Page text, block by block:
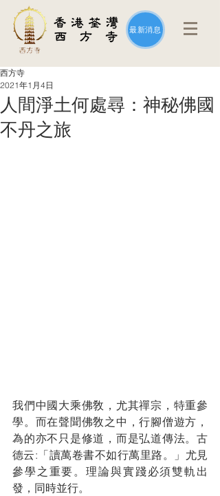
最新消息
人間淨土何處尋：神秘佛國
不丹之旅
西方寺
2021年1月4日
我們中國大乘佛敎，尤其禪宗，特重參
學。而在聲聞佛敎之中，行腳僧遊方，
為的亦不只是修道，而是弘道傳法。古
德云:「讀萬卷書不如行萬里路。」尤見
參學之重要。理論與實踐必須雙軌出
發，同時並行。